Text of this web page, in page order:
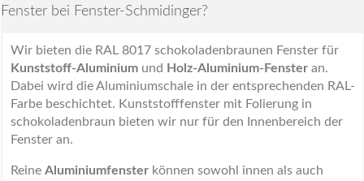
Fenster bei Fenster-Schmidinger?
Wir bieten die RAL 8017 schokoladenbraunen Fenster für
Kunststoff-Aluminium und Holz-Aluminium-Fenster an.
Dabei wird die Aluminiumschale in der entsprechenden RAL-
Farbe beschichtet. Kunststofffenster mit Folierung in
schokoladenbraun bieten wir nur für den Innenbereich der
Fenster an.
Reine Aluminiumfenster können sowohl innen als auch